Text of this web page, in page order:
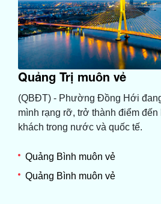
Quảng Trị muôn vẻ
(QBĐT) - Phường Đồng Hới
mình rạng rỡ, trở thành điểm đến
khách trong nước và quốc tế.
Quảng Bình muôn vẻ
Quảng Bình muôn vẻ